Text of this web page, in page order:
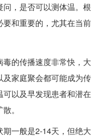
，是否可以测体温。根
和重要的，尤其在当前
的传播速度非常快，大
家庭聚会都可能成为传
以及早发现患者和潜在
。
一般是2-14天，但绝大